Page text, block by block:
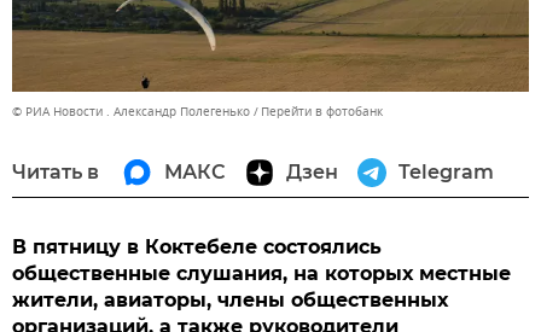
© РИА Новости . Александр Полегенько Перейти в фотобанк
Читать в МАКС Дзен Telegram
В пятницу в Коктебеле состоялись
общественные слушания, на которых местные
жители, авиаторы, члены общественных
организаций, а также руководители